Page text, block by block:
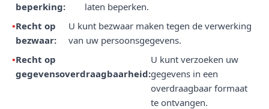
beperking:
laten beperken.
Recht op
bezwaar:
U kunt bezwaar maken tegen de verwerking
van uw persoonsgegevens.
Recht op
gegevensoverdraagbaarheid:
U kunt verzoeken uw
gegevens in een
overdraagbaar formaat
te ontvangen.